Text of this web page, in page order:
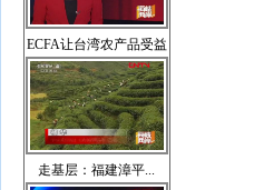
ECFA让台湾农产品受益
走基层：福建漳平...